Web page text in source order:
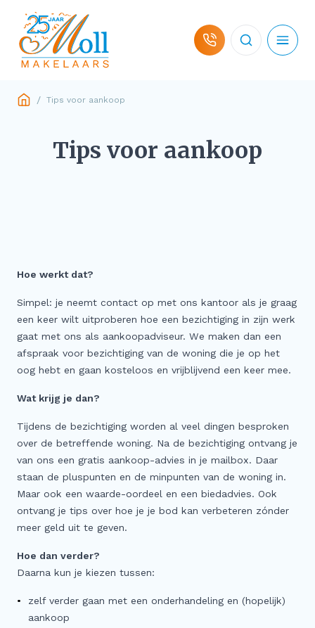
Meer
Buitenstate Makelaar
Woningwaarde (indicatie) in één minuut…
Zoeker aangeboden!
Koop zonder risico
Waardevast Garantie
Dubbele maandlasten
Gratis Zoekservice
Blog & Vlog
Veelgestelde vragen
/ Tips voor aankoop
Tips voor aankoop
Hoe werkt dat?
Simpel: je neemt contact op met ons kantoor als je graag
een keer wilt uitproberen hoe een bezichtiging in zijn werk
gaat met ons als aankoopadviseur. We maken dan een
afspraak voor bezichtiging van de woning die je op het
oog hebt en gaan kosteloos en vrijblijvend een keer mee.
Wat krijg je dan?
Tijdens de bezichtiging worden al veel dingen besproken
over de betreffende woning. Na de bezichtiging ontvang je
van ons een gratis aankoop-advies in je mailbox. Daar
staan de pluspunten en de minpunten van de woning in.
Maar ook een waarde-oordeel en een biedadvies. Ook
ontvang je tips over hoe je je bod kan verbeteren zónder
meer geld uit te geven.
Hoe dan verder?
Daarna kun je kiezen tussen:
zelf verder gaan met een onderhandeling en (hopelijk)
aankoop